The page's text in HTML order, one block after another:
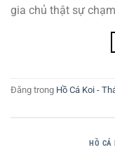
gia chủ thật sự
Đăng trong Hồ Cá Koi -
HỒ CÁ